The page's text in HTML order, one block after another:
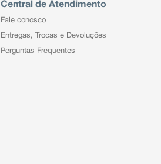
Central de Atendimento
Fale conosco
Entregas, Trocas e Devoluções
Perguntas Frequentes